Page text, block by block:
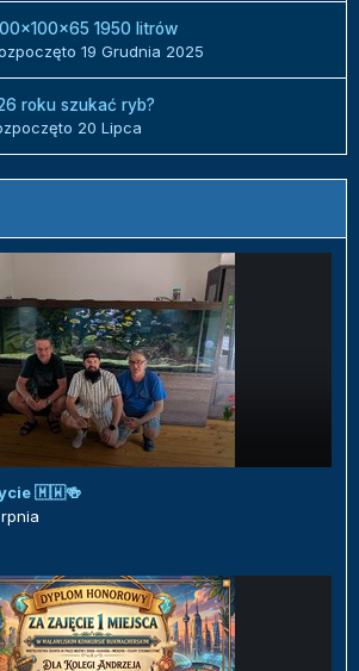
1950 litrów
19 Grudnia 2025
roku szukać ryb?
20 Lipca
🇲🇼🍻